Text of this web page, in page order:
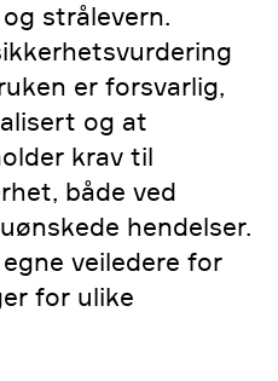
strålevern.
er forsvarlig,
og at
krav til
både ved
hendelser.
veiledere for
for ulike